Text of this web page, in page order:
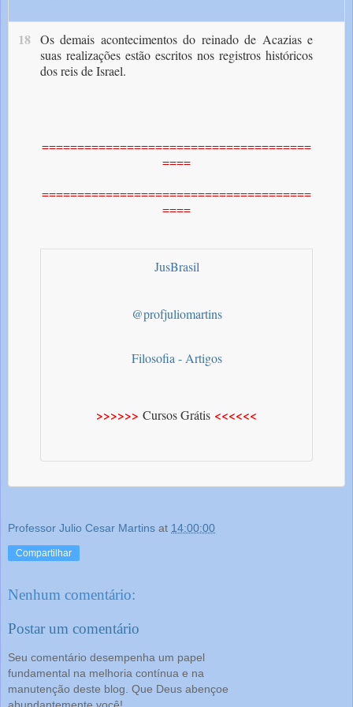
18 O­s demais acontecimentos do reinado de Acazias e
suas realizações estão escritos nos registros históricos
dos reis de Israel.
======================================
====
======================================
====
JusBrasil
@profjuliomartins
Filosofia - Artigos
>>>>>> Cursos Grátis <<<<<<
Professor Julio Cesar Martins at 14:00:00
Compartilhar
Nenhum comentário:
Postar um comentário
Seu comentário desempenha um papel
fundamental na melhoria contínua e na
manutenção deste blog. Que Deus abençoe
abundantemente você!